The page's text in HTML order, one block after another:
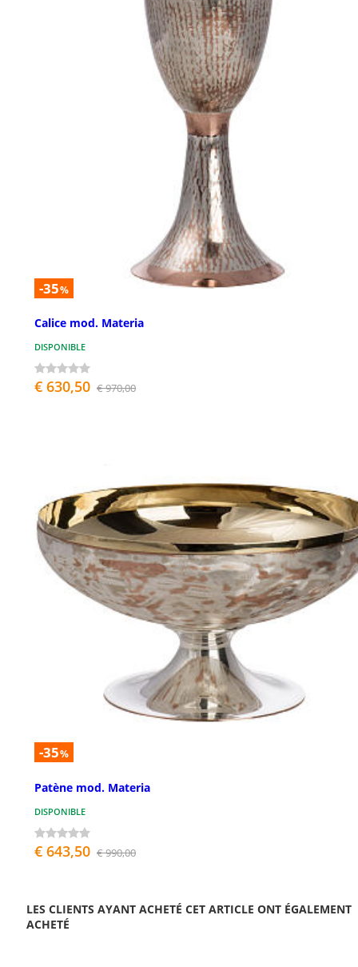
-35%
Calice mod. Materia
DISPONIBLE
€ 630,50 € 970,00
-35%
Patène mod. Materia
DISPONIBLE
€ 643,50 € 990,00
LES CLIENTS AYANT ACHETÉ CET ARTICLE ONT ÉGALEMENT
ACHETÉ